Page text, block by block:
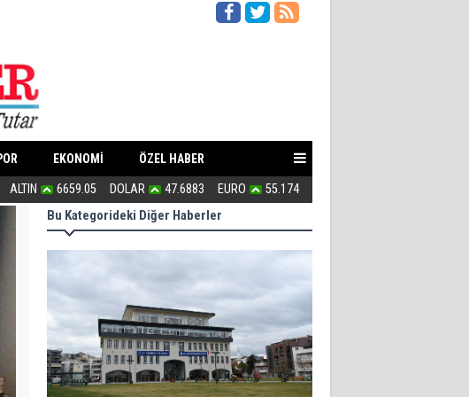
EKONOMİ ÖZEL HABER
yaşanır
ALTIN 6659.05 DOLAR 47.6883 EURO 55.174
Bu Kategorideki Diğer Haberler